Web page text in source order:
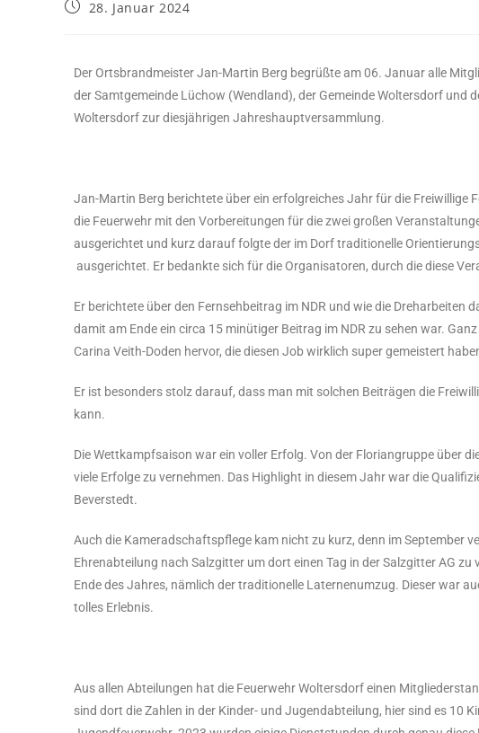
28. Januar 2024
Der Ortsbrandmeister Jan-Martin Berg begrüßte am 06. Januar alle
der Samtgemeinde Lüchow (Wendland), der Gemeinde Woltersdorf und
Woltersdorf zur diesjährigen Jahreshauptversammlung.
Jan-Martin Berg berichtete über ein erfolgreiches Jahr für die
die Feuerwehr mit den Vorbereitungen für die zwei großen
ausgerichtet und kurz darauf folgte der im Dorf traditionelle
ausgerichtet. Er bedankte sich für die Organisatoren, durch die diese
Er berichtete über den Fernsehbeitrag im NDR und wie die Dreharbeiten
damit am Ende ein circa 15 minütiger Beitrag im NDR zu sehen war.
Carina Veith-Doden hervor, die diesen Job wirklich super gemeistert
Er ist besonders stolz darauf, dass man mit solchen Beiträgen die
kann.
Die Wettkampfsaison war ein voller Erfolg. Von der Floriangruppe über
viele Erfolge zu vernehmen. Das Highlight in diesem Jahr war die
Beverstedt.
Auch die Kameradschaftspflege kam nicht zu kurz, denn im September
Ehrenabteilung nach Salzgitter um dort einen Tag in der Salzgitter AG
Ende des Jahres, nämlich der traditionelle Laternenumzug. Dieser war
tolles Erlebnis.
Aus allen Abteilungen hat die Feuerwehr Woltersdorf einen
sind dort die Zahlen in der Kinder- und Jugendabteilung, hier sind es 10